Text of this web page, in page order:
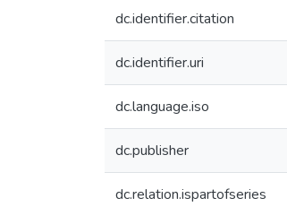
dc.identifier.citation
dc.identifier.uri
dc.language.iso
dc.publisher
dc.relation.ispartofseries